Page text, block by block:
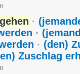
·
·
· (den)
Zuschlag